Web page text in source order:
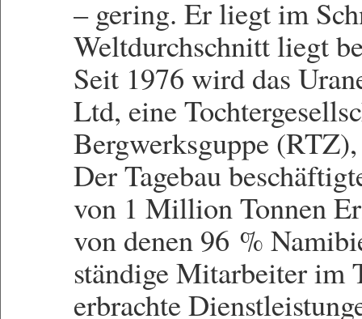
– gering. Er liegt im
Weltdurchschnitt liegt
Seit 1976 wird das
Ltd, eine
Bergwerksguppe
Der Tagebau
von 1 Million Tonnen
von denen 96 %
ständige Mitarbeiter im
erbrachte